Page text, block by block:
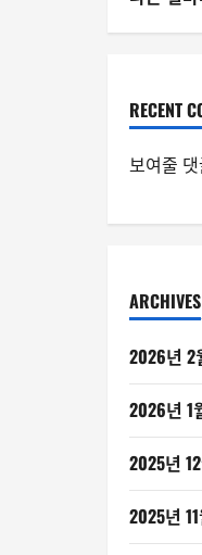
RECENT
보여줄
ARCHIVES
2026년 2
2026년 1
2025년
2025년